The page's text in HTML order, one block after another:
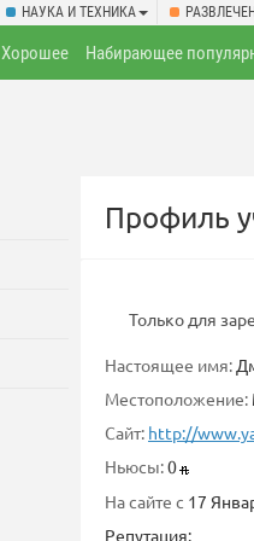
НАУКА И ТЕХНИКА
Хорошее Набирающее
Профиль
Только для
Настоящее имя:
Местоположение:
Сайт: http://
Ньюсы:0
На сайте с 17
Репутация: